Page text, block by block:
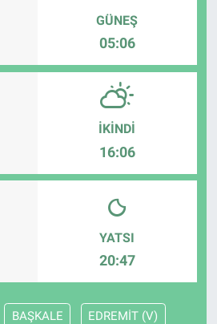
GÜNEŞ
05:06
İKINDI
16:06
YATSI
20:47
BAŞKALE EDREMİT (V)